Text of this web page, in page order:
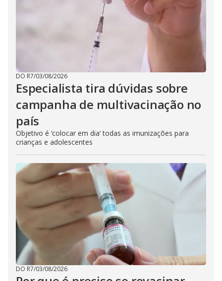
DO R7/03/08/2026
Especialista tira dúvidas sobre
campanha de multivacinação no
país
Objetivo é ‘colocar em dia’ todas as imunizações para
crianças e adolescentes
DO R7/03/08/2026